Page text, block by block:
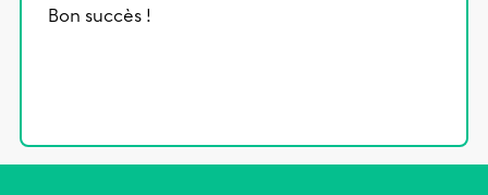
Bon succès !